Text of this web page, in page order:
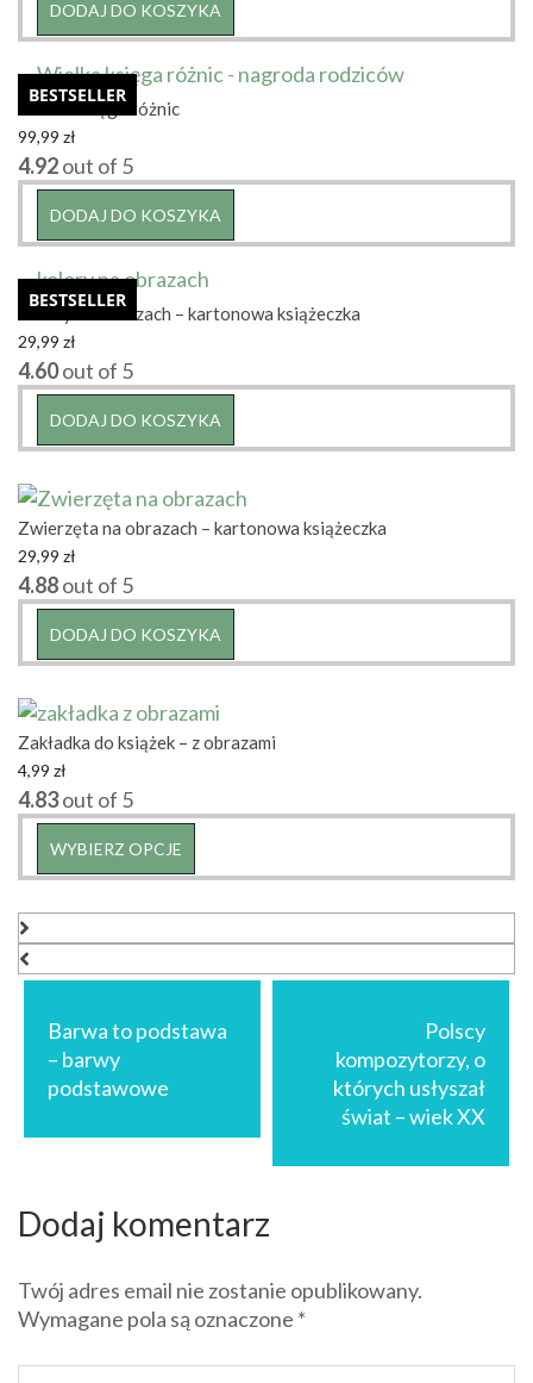
DODAJ DO KOSZYKA
BESTSELLER
Wielka księga różnic
99,99 zł
4.92out of 5
DODAJ DO KOSZYKA
BESTSELLER
Kolory na obrazach – kartonowa książeczka
29,99 zł
4.60out of 5
DODAJ DO KOSZYKA
Zwierzęta na obrazach – kartonowa książeczka
29,99 zł
4.88out of 5
DODAJ DO KOSZYKA
Zakładka do książek – z obrazami
4,99 zł
4.83out of 5
WYBIERZ OPCJE
produkt
Opcje
wybrać
produktu
Nawigacja
wpisu
Barwa to podstawa
– barwy
podstawowe
Polscy
kompozytorzy, o
których usłyszał
świat – wiek XX
Dodaj komentarz
Twój adres email nie zostanie opublikowany.
Wymagane pola są oznaczone *